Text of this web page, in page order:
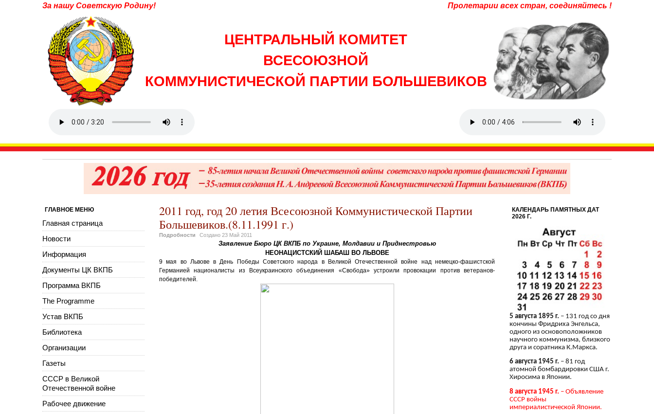
За нашу Советскую Родину! Пролетарии всех стран, соединяйтесь !
ЦЕНТРАЛЬНЫЙ КОМИТЕТ
ВСЕСОЮЗНОЙ
КОММУНИСТИЧЕСКОЙ ПАРТИИ БОЛЬШЕВИКОВ
2011 год, год 20 летия Всесоюзной Коммунистической Партии
Большевиков.(8.11.1991 г.)
Подробности Создано 23 Май 2011
Заявление Бюро ЦК ВКПБ по Украине, Молдавии и Приднестровью
НЕОНАЦИСТСКИЙ ШАБАШ ВО ЛЬВОВЕ
9 мая во Львове в День Победы Советского народа в Великой Отечественной войне над немецко-фашистской
Германией националисты из Всеукраинского объединения «Свобода» устроили провокации против ветеранов-
победителей.
ГЛАВНОЕ МЕНЮ
Главная страница
Новости
Информация
Документы ЦК ВКПБ
Программа ВКПБ
The Programme
Устав ВКПБ
Библиотека
Организации
Газеты
СССР в Великой
Отечественной войне
Рабочее движение
КАЛЕНДАРЬ ПАМЯТНЫХ ДАТ
2026 Г.
5 августа 1895 г. – 131 год со дня
кончины Фридриха Энгельса,
одного из основоположников
научного коммунизма, близкого
друга и соратника К.Маркса.
6 августа 1945 г. – 81 год
атомной бомбардировки США г.
Хиросима в Японии.
8 августа 1945 г. – Объявление
СССР войны
империалистической Японии.